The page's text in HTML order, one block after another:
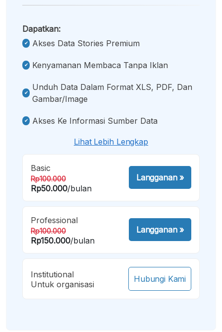
Dapatkan:
Akses Data Stories Premium
Kenyamanan Membaca Tanpa Iklan
Unduh Data Dalam Format XLS, PDF, Dan
Gambar/image
Akses Ke Informasi Sumber Data
Lihat Lebih Lengkap
Basic
Rp100.000
Rp50.000/bulan
Langganan»
Professional
Rp100.000
Rp150.000/bulan
Langganan»
Institutional
Untuk organisasi
Hubungi Kami